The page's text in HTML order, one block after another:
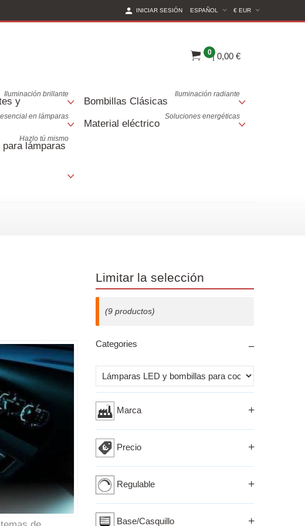
€ EUR (CURRENT
ESPAÑOL
INICIAR SESIÓN
0| 0,00 €
y
Iluminación brillante
Bombillas Clásicas
Iluminación radiante
en lámparas
Material eléctrico
Soluciones energéticas
lámparas
Hazlo tú mismo
Limitar la selección
(9 productos)
Categories
Izberi kriterij
Marca
Precio
Regulable
Base/Casquillo